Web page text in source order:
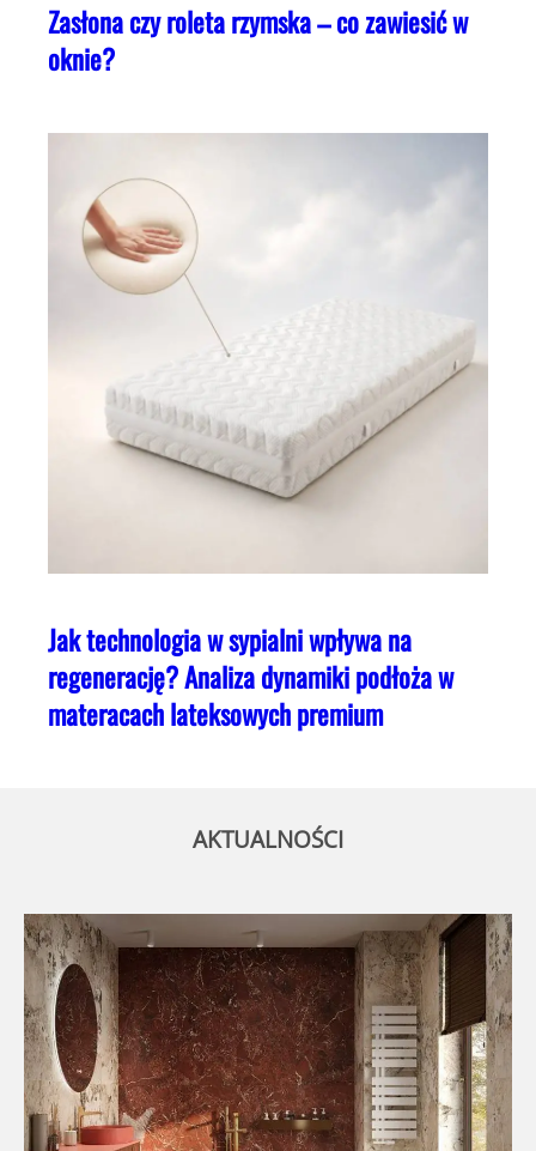
Zasłona czy roleta rzymska – co zawiesić w
oknie?
Jak technologia w sypialni wpływa na
regenerację? Analiza dynamiki podłoża w
materacach lateksowych premium
AKTUALNOŚCI